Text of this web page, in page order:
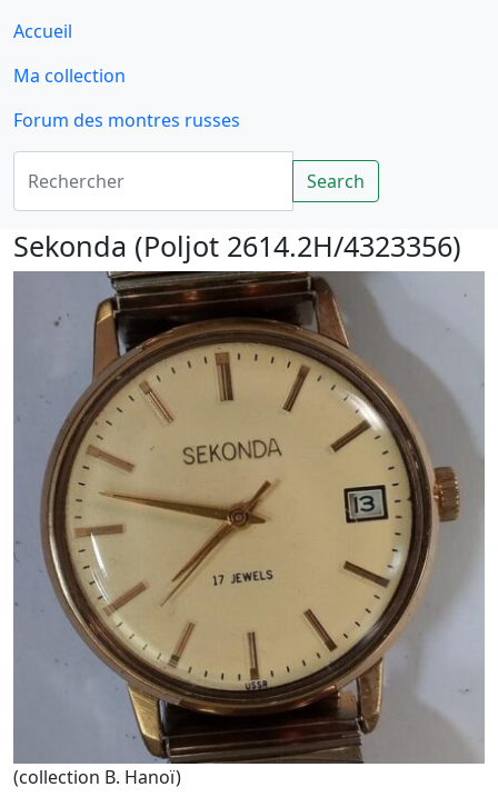
Accueil
Ma collection
Forum des montres russes
Rechercher
Search
Sekonda (Poljot 2614.2H/4323356)
(collection B. Hanoï)